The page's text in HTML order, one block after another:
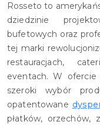
Rosseto to
dziedzinie
bufetowych oraz
tej marki
restauracjach,
eventach. W ofercie
szeroki wybór
opatentowane
płatków, orzechów,